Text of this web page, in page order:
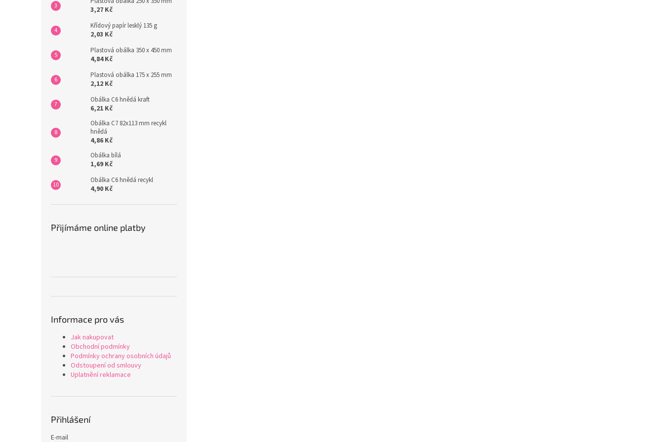
3,27 Kč
Křídový papír lesklý 135 g
2,03 Kč
Plastová obálka 350 x 450 mm
4,84 Kč
Plastová obálka 175 x 255 mm
2,12 Kč
Obálka C6 hnědá kraft
6,21 Kč
Obálka C7 82x113 mm recykl
hnědá
4,86 Kč
Obálka bílá
1,69 Kč
Obálka C6 hnědá recykl
4,90 Kč
Přijímáme online platby
Informace pro vás
Jak nakupovat
Obchodní podmínky
Podmínky ochrany osobních údajů
Odstoupení od smlouvy
Uplatnění reklamace
Přihlášení
E-mail